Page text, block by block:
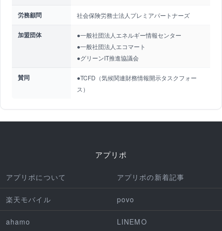
労務顧問 社会保険労務士法人プレミアパートナーズ
加盟団体
●一般社団法人エネルギー情報センター
●一般社団法人エコマート
●グリーンIT推進協議会
賛同
●TCFD（気候関連財務情報開示タスクフォー
ス）
アプリポ
アプリポについて アプリポの新着記事
楽天モバイル povo
ahamo LINEMO